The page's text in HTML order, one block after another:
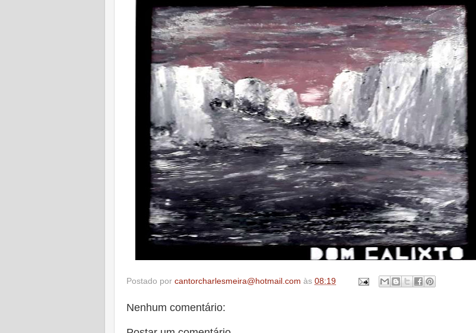
Postado por cantorcharlesmeira@hotmail.com às 08:19
Nenhum comentário: